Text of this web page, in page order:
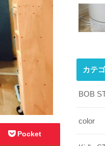
Pocket
カテ
BOB
color